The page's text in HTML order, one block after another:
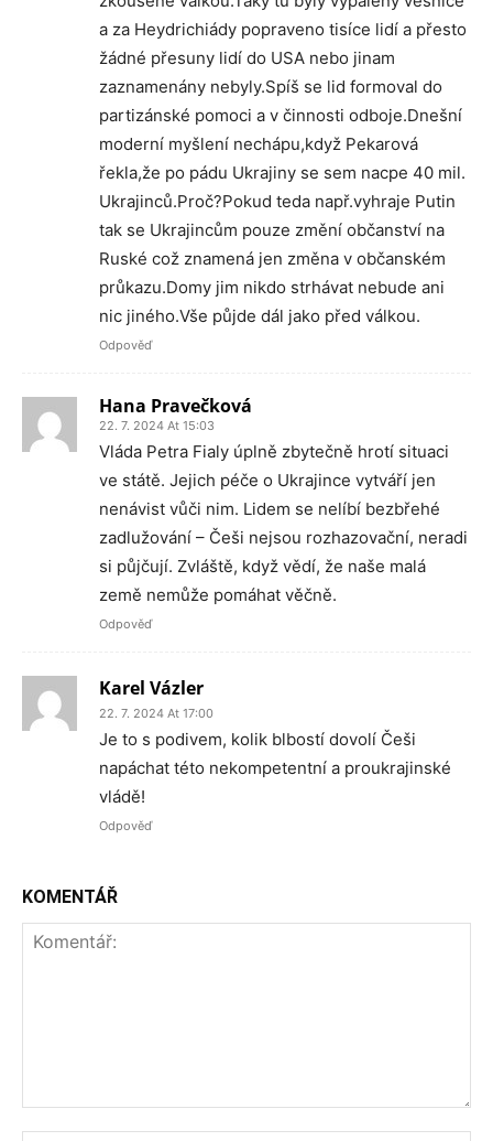
a za Heydrichiády popraveno tisíce lidí a přesto
žádné přesuny lidí do USA nebo jinam
zaznamenány nebyly.Spíš se lid formoval do
partizánské pomoci a v činnosti odboje.Dnešní
moderní myšlení nechápu,když Pekarová
řekla,že po pádu Ukrajiny se sem nacpe 40 mil.
Ukrajinců.Proč?Pokud teda např.vyhraje Putin
tak se Ukrajincům pouze změní občanství na
Ruské což znamená jen změna v občanském
průkazu.Domy jim nikdo strhávat nebude ani
nic jiného.Vše půjde dál jako před válkou.
Odpověď
Hana Pravečková
22. 7. 2024 At 15:03
Vláda Petra Fialy úplně zbytečně hrotí situaci
ve státě. Jejich péče o Ukrajince vytváří jen
nenávist vůči nim. Lidem se nelíbí bezbřehé
zadlužování – Češi nejsou rozhazovační, neradi
si půjčují. Zvláště, když vědí, že naše malá
země nemůže pomáhat věčně.
Odpověď
Karel Vázler
22. 7. 2024 At 17:00
Je to s podivem, kolik blbostí dovolí Češi
napáchat této nekompetentní a proukrajinské
vládě!
Odpověď
KOMENTÁŘ